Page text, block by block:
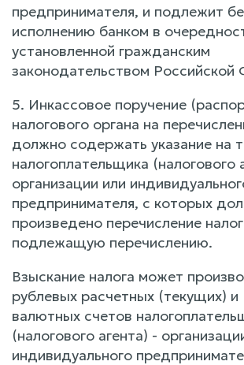
предпринимателя, и подлежит
исполнению банком в
установленной гражданским
законодательством
5. Инкассовое поручение
налогового органа на
должно содержать указание на
налогоплательщика (налогового
организации или
предпринимателя, с которых
произведено перечисление
подлежащую перечислению.
Взыскание налога может
рублевых расчетных (текущих) и
валютных счетов
(налогового агента) -
индивидуального